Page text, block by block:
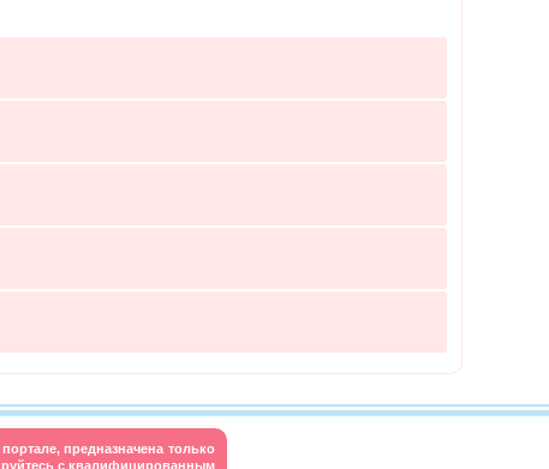
предназначена только
с квалифицированным